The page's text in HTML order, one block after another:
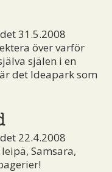
31.5.2008
över varför
själen i en
det Ideapark som
22.4.2008
Samsara,